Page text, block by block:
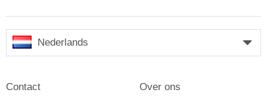
Nederlands
Contact Over ons